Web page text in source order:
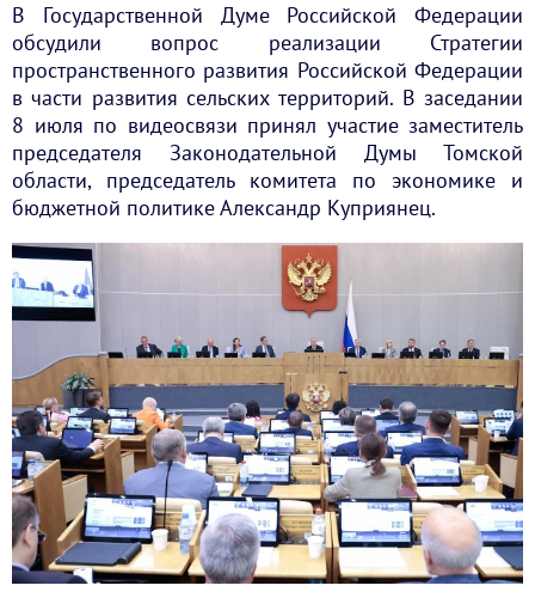
В Государственной Думе Российской Федерации
обсудили вопрос реализации Стратегии
пространственного развития Российской Федерации
в части развития сельских территорий. В заседании
8 июля по видеосвязи принял участие заместитель
председателя Законодательной Думы Томской
области, председатель комитета по экономике и
бюджетной политике Александр Куприянец.